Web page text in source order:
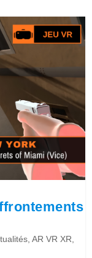
,AR VR XR,